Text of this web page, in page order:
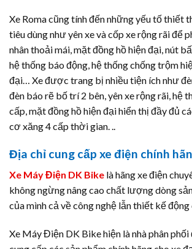
Xe Roma cũng tính đến những yếu tố thiết
tiêu dùng như yên xe và cốp xe rộng rãi để
nhân thoải mái, mặt đồng hồ hiện đại, nút
hệ thống báo động, hệ thống chống trộm
đại… Xe được trang bị nhiều tiện ích như
đèn báo rẽ bố trí 2 bên, yên xe rộng rãi, hệ
cấp, mặt đồng hồ hiện đại hiển thị đầy đủ
cơ xăng 4 cấp thời gian. ..
Địa chỉ cung cấp xe điện chính
Xe Máy Điện DK Bike là hãng xe điện
không ngừng nâng cao chất lượng dòng
của mình cả về công nghệ lẫn thiết kế động
Xe Máy Điện DK Bike hiện là nhà phân phối